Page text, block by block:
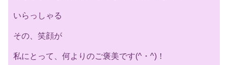
いらっしゃる
その、笑顔が
私にとって、何よりのご褒美です(^・^)！